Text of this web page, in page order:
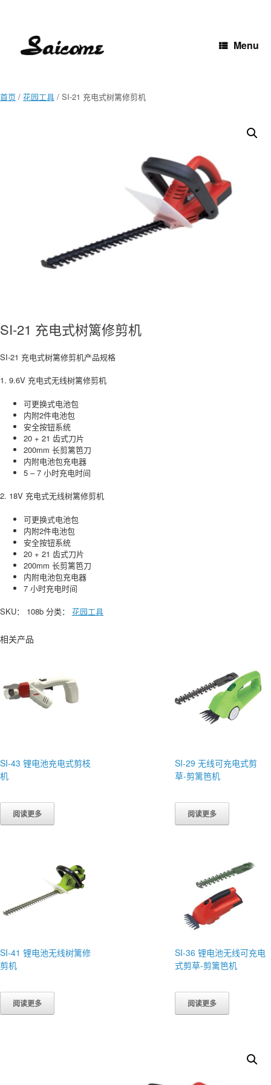
Menu
首页 / 花园工具 / SI-21 充电式树篱修剪机
SI-21 充电式树篱修剪机
SI-21 充电式树篱修剪机产品规格
1. 9.6V 充电式无线树篱修剪机
可更换式电池包
内附2件电池包
安全按钮系统
20 + 21 齿式刀片
200mm 长剪篱笆刀
内附电池包充电器
5 – 7 小时充电时间
2. 18V 充电式无线树篱修剪机
可更换式电池包
内附2件电池包
安全按钮系统
20 + 21 齿式刀片
200mm 长剪篱笆刀
内附电池包充电器
7 小时充电时间
SKU： 108b 分类： 花园工具
相关产品
SI-43 锂电池充电式剪枝
机
阅读更多
SI-29 无线可充电式剪
草-剪篱笆机
阅读更多
SI-41 锂电池无线树篱修
剪机
阅读更多
SI-36 锂电池无线可充电
式剪草-剪篱笆机
阅读更多